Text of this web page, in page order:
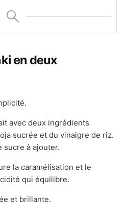
en deux
avec deux ingrédients
sucrée et du vinaigre de riz.
sucre à ajouter.
la caramélisation et le
qui équilibre.
et brillante.